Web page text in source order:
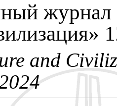
журнал
and